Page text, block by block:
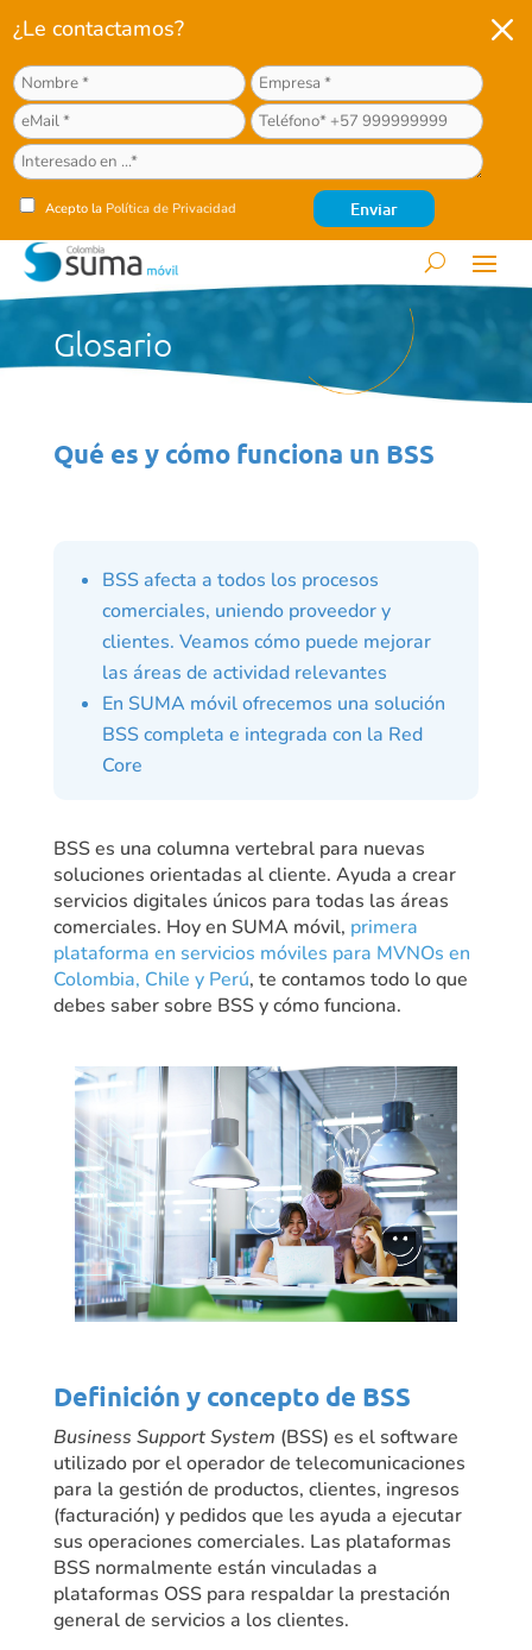
¿Le contactamos?
Acepto la Política de Privacidad
M
Glosario
Qué es y cómo funciona un BSS
BSS afecta a todos los procesos
comerciales, uniendo proveedor y
clientes. Veamos cómo puede mejorar
las áreas de actividad relevantes
En SUMA móvil ofrecemos una solución
BSS completa e integrada con la Red
Core
BSS es una columna vertebral para nuevas
soluciones orientadas al cliente. Ayuda a crear
servicios digitales únicos para todas las áreas
comerciales. Hoy en SUMA móvil, primera
plataforma en servicios móviles para MVNOs en
Colombia, Chile y Perú, te contamos todo lo que
debes saber sobre BSS y cómo funciona.
Definición y concepto de BSS
Business Support System (BSS) es el software
utilizado por el operador de telecomunicaciones
para la gestión de productos, clientes, ingresos
(facturación) y pedidos que les ayuda a ejecutar
sus operaciones comerciales. Las plataformas
BSS normalmente están vinculadas a
plataformas OSS para respaldar la prestación
general de servicios a los clientes.